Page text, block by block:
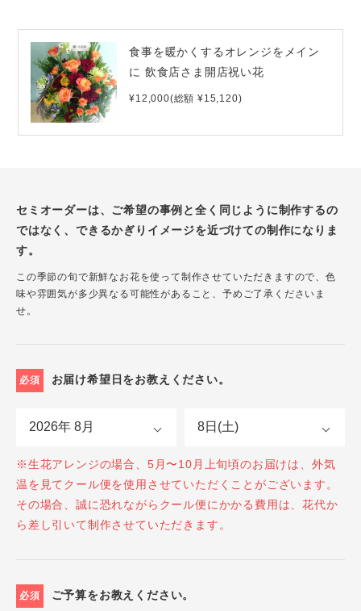
食事を暖かくするオレンジをメイン
に 飲食店さま開店祝い花
¥12,000(総額 ¥15,120)
セミオーダーは、ご希望の事例と全く同じように制作するの
ではなく、できるかぎりイメージを近づけての制作になりま
す。
この季節の旬で新鮮なお花を使って制作させていただきますので、色
味や雰囲気が多少異なる可能性があること、予めご了承くださいま
せ。
必須 お届け希望日をお教えください。
※生花アレンジの場合、5月〜10月上旬頃のお届けは、外気
温を見てクール便を使用させていただくことがございます。
その場合、誠に恐れながらクール便にかかる費用は、花代か
ら差し引いて制作させていただきます。
必須 ご予算をお教えください。